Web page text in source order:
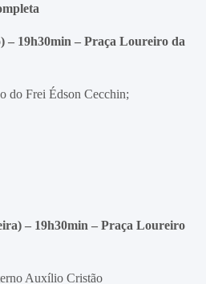
– 19h30min – Praça Loureiro da
do Frei Édson Cecchin;
– 19h30min – Praça Loureiro
Auxílio Cristão